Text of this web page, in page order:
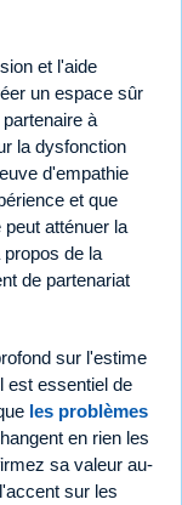
et l'aide
un espace sûr
à
la dysfonction
d'empathie
et que
atténuer la
de la
de partenariat
sur l'estime
est essentiel de
les problèmes
en rien les
sa valeur au-
sur les